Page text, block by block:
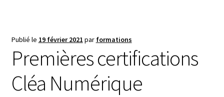
Publié le 19 février 2021 par formations
Premières certifications
Cléa Numérique